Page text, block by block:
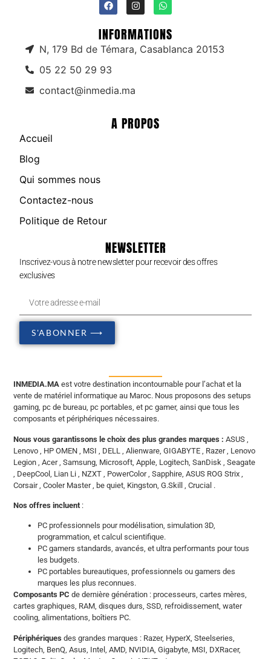
INFORMATIONS
N, 179 Bd de Témara, Casablanca 20153
05 22 50 29 93
contact@inmedia.ma
A PROPOS
Accueil
Blog
Qui sommes nous
Contactez-nous
Politique de Retour
NEWSLETTER
Inscrivez-vous à notre newsletter pour recevoir des offres
exclusives
S'ABONNER ⟶
INMEDIA.MA est votre destination incontournable pour l’achat et la
vente de matériel informatique au Maroc. Nous proposons des setups
gaming, pc de bureau, pc portables, et pc gamer, ainsi que tous les
composants et périphériques nécessaires.
Nous vous garantissons le choix des plus grandes marques : ASUS ,
Lenovo , HP OMEN , MSI , DELL , Alienware, GIGABYTE , Razer , Lenovo
Legion , Acer , Samsung, Microsoft, Apple, Logitech, SanDisk , Seagate
, DeepCool, Lian Li , NZXT , PowerColor , Sapphire, ASUS ROG Strix ,
Corsair , Cooler Master , be quiet, Kingston, G.Skill , Crucial .
Nos offres incluent :
PC professionnels pour modélisation, simulation 3D,
programmation, et calcul scientifique.
PC gamers standards, avancés, et ultra performants pour tous
les budgets.
PC portables bureautiques, professionnels ou gamers des
marques les plus reconnues.
Composants PC de dernière génération : processeurs, cartes mères,
cartes graphiques, RAM, disques durs, SSD, refroidissement, water
cooling, alimentations, boîtiers PC.
Périphériques des grandes marques : Razer, HyperX, Steelseries,
Logitech, BenQ, Asus, Intel, AMD, NVIDIA, Gigabyte, MSI, DXRacer,